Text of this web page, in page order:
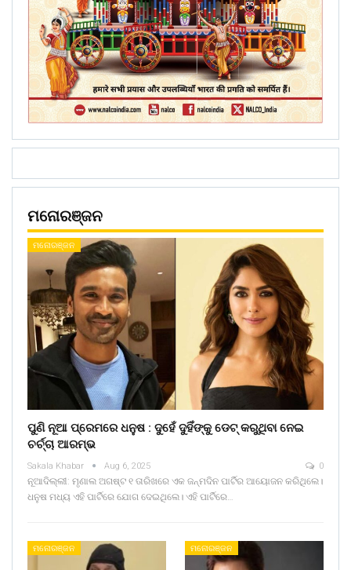
ମନୋରଞ୍ଜନ
ମନୋରଞ୍ଜନ
ପୁଣି ନୂଆ ପ୍ରେମରେ ଧନୁଷ : ଦୁହେଁ ଦୁହିଁଙ୍କୁ ଡେଟ୍ କରୁଥିବା ନେଇ
ଚର୍ଚ୍ଚା ଆରମ୍ଭ
Sakala Khabar Aug 6, 2025 0
ନୂଆଦିଲ୍ଲୀ: ମୃଣାଲ ଅଗଷ୍ଟ ୧ ତାରିଖରେ ଏକ ଜନ୍ମଦିନ ପାର୍ଟିର ଆୟୋଜନ କରିଥିଲେ।
ଧନୁଷ ମଧ୍ୟ ଏହି ପାର୍ଟିରେ ଯୋଗ ଦେଇଥିଲେ। ଏହି ପାର୍ଟିରେ…
ମନୋରଞ୍ଜନ ମନୋରଞ୍ଜନ